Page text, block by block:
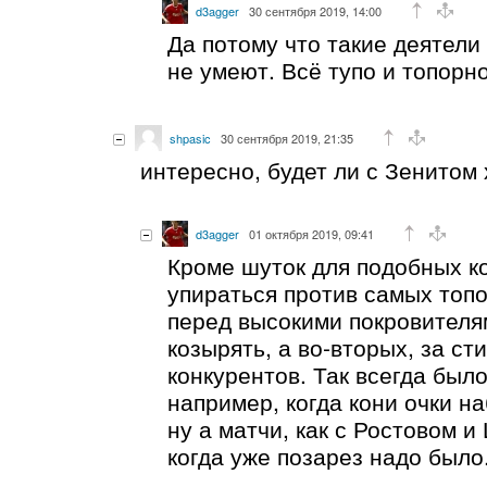
d3agger 30 сентября 2019, 14:00
Да потому что такие
не умеют. Всё тупо и
shpasic 30 сентября 2019, 21:35
интересно, будет ли с
d3agger 01 октября 2019, 09:41
Кроме шуток для подобных
упираться против самых
перед высокими
козырять, а во-вторых, за
конкурентов. Так всегда
например, когда кони очки
ну а матчи, как с Ростовом
когда уже позарез надо